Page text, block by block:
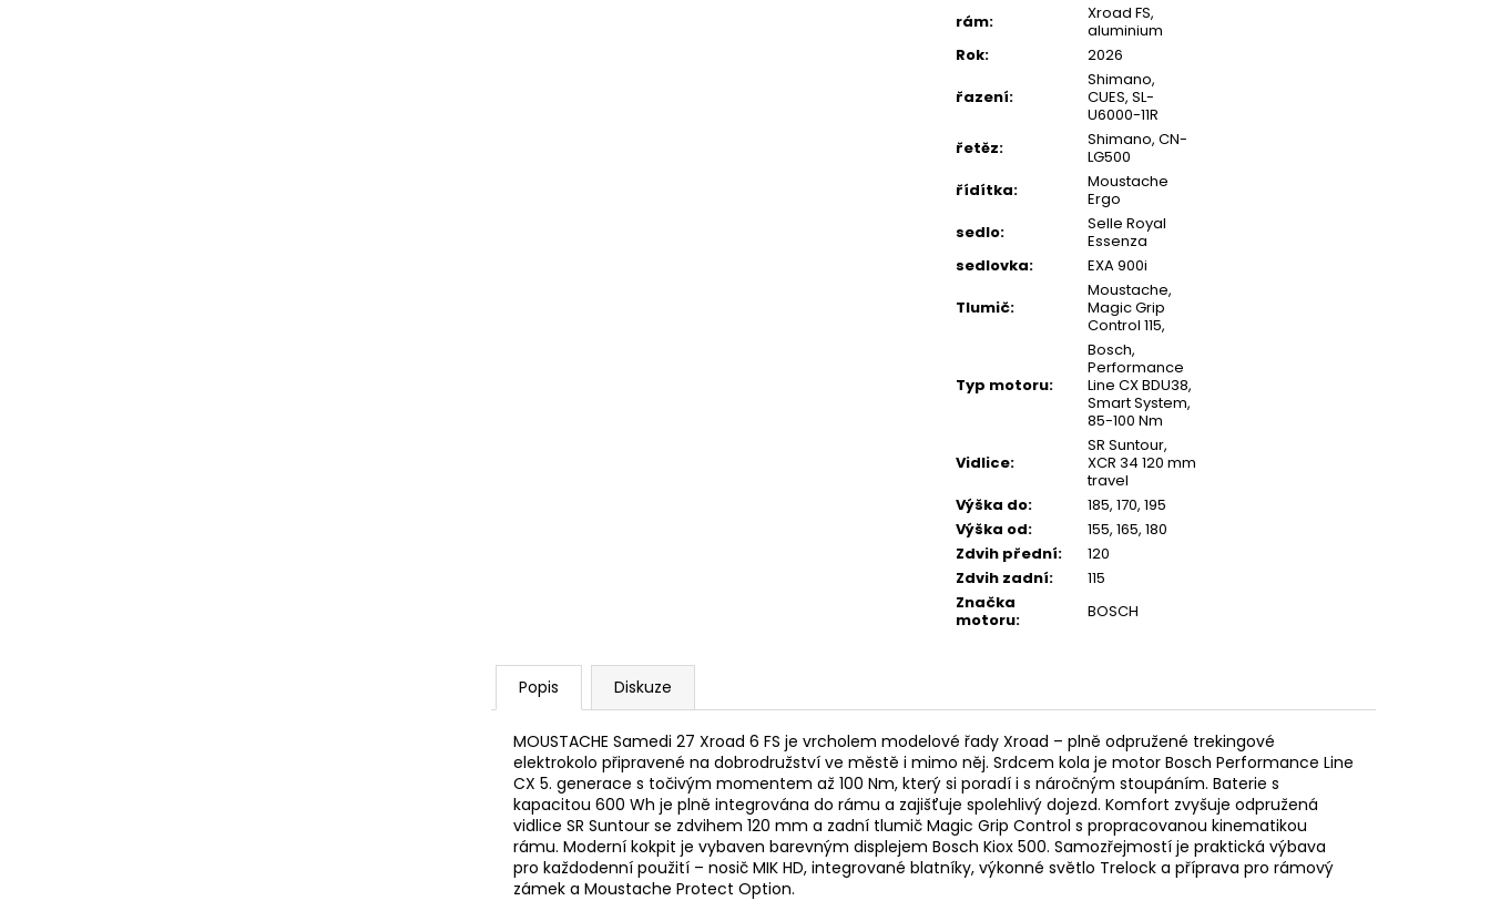
rám:
Xroad FS,
aluminium
Rok:
2026
řazení:
Shimano,
CUES, SL-
U6000-11R
řetěz:
Shimano, CN-
LG500
řídítka:
Moustache
Ergo
sedlo:
Selle Royal
Essenza
sedlovka:
EXA 900i
Tlumič:
Moustache,
Magic Grip
Control 115,
Typ motoru:
Bosch,
Performance
Line CX BDU38,
Smart System,
85-100 Nm
Vidlice:
SR Suntour,
XCR 34 120 mm
travel
Výška do:
185, 170, 195
Výška od:
155, 165, 180
Zdvih přední:
120
Zdvih zadní:
115
Značka
motoru: BOSCH
Popis Diskuze
MOUSTACHE Samedi 27 Xroad 6 FS je vrcholem modelové řady Xroad – plně odpružené trekingové
elektrokolo připravené na dobrodružství ve městě i mimo něj. Srdcem kola je motor Bosch Performance Line
CX 5. generace s točivým momentem až 100 Nm, který si poradí i s náročným stoupáním. Baterie s
kapacitou 600 Wh je plně integrována do rámu a zajišťuje spolehlivý dojezd. Komfort zvyšuje odpružená
vidlice SR Suntour se zdvihem 120 mm a zadní tlumič Magic Grip Control s propracovanou kinematikou
rámu. Moderní kokpit je vybaven barevným displejem Bosch Kiox 500. Samozřejmostí je praktická výbava
pro každodenní použití – nosič MIK HD, integrované blatníky, výkonné světlo Trelock a příprava pro rámový
zámek a Moustache Protect Option.